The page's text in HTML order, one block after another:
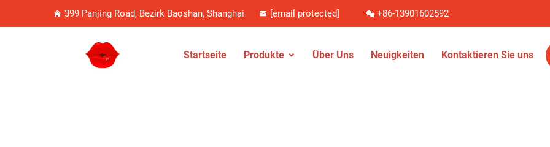
399 Panjing Road, Bezirk Baoshan, Shanghai [email protected] +86-13901602592
Startseite Produkte Über Uns Neuigkeiten Kontaktieren Sie uns